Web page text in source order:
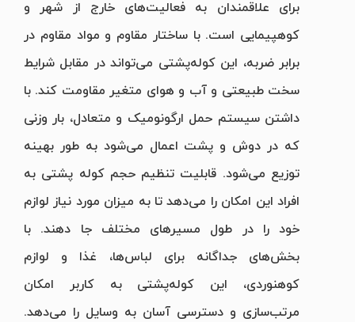
برای علاقمندان به فعالیت‌های خارج از شهر و
کوهپیمایی است. با ساختار مقاوم و مواد مقاوم در
برابر ضربه، این کوله‌پشتی می‌تواند در مقابل شرایط
سخت طبیعتی و آب و هوای متغیر مقاومت کند. با
داشتن سیستم حمل ارگونومیک و متعادل، بار وزنی
که در دوش و پشت اعمال می‌شود به طور بهینه
توزیع می‌شود. قابلیت تنظیم حجم کوله پشتی به
افراد این امکان را می‌دهد تا به میزان مورد نیاز لوازم
خود را در طول مسیرهای مختلف جا دهند. با
بخش‌های جداگانه برای لباس‌ها، غذا و لوازم
کوهنوردی، این کوله‌پشتی به کاربر امکان
مرتب‌سازی و دسترسی آسان به وسایل را می‌دهد.